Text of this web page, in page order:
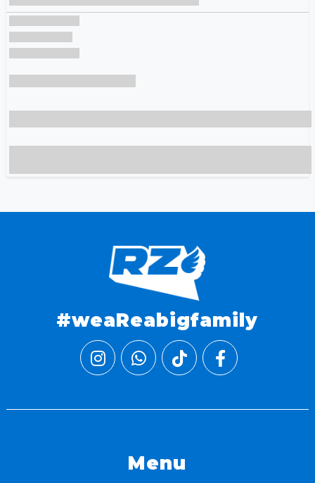
#weaReabigfamily
Menu